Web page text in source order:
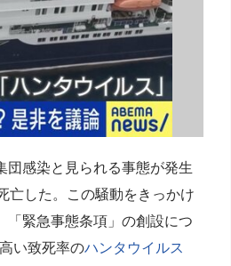
団感染と見られる事態が発生
亡した。この騒動をきっかけ
「緊急事態条項」の創設につ
い致死率のハンタウイルス